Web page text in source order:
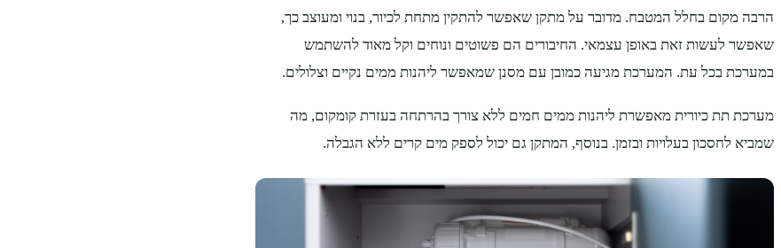
הרבה מקום בחלל המטבח. מדובר על מתקן שאפשר להתקין מתחת לכיור, בנוי ומעוצב כך,
שאפשר לעשות זאת באופן עצמאי. החיבורים הם פשוטים ונוחים וקל מאוד להשתמש
במערכת בכל עת. המערכת מגיעה כמובן עם מסנן שמאפשר ליהנות ממים נקיים וצלולים.
מערכת תת כיורית מאפשרת ליהנות ממים חמים ללא צורך בהרתחה בעזרת קומקום, מה
שמביא לחסכון בעלויות ובזמן. בנוסף, המתקן גם יכול לספק מים קרים ללא הגבלה.